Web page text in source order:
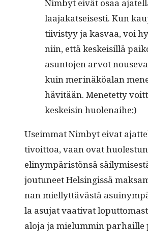
Nim­byt eivät osaa
laa­jakat­seis­es­ti. Kun
tiivistyy ja kas­vaa, voi
niin, että keskeisil­lä
asun­to­jen arvot
kuin mer­inäköalan
hävitään. Menetet­ty
keskeisin huolenaihe;)
Useim­mat Nim­byt eivat
tivoit­toa, vaan ovat
elinympäristön­sä
joutuneet Helsingis­sä
nan miel­lyt­tävästä
la asu­jat vaa­ti­vat
alo­ja ja mielum­min parhaille